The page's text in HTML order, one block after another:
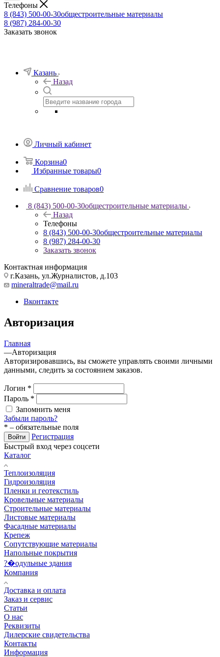
Телефоны
8 (843) 500-00-30общестроительные материалы
8 (987) 284-00-30
Заказать звонок
Казань
Назад
Личный кабинет
Корзина0
Избранные товары0
Сравнение товаров0
8 (843) 500-00-30общестроительные материалы
Назад
Телефоны
8 (843) 500-00-30общестроительные материалы
8 (987) 284-00-30
Заказать звонок
Контактная информация
г.Казань, ул.Журналистов, д.103
mineraltrade@mail.ru
Вконтакте
Авторизация
Главная
—Авторизация
Авторизировавшись, вы сможете управлять своими личными
данными, следить за состоянием заказов.
Логин *
Пароль *
Запомнить меня
Забыли пароль?
* – обязательные поля
Войти
Регистрация
Быстрый вход через соцсети
Каталог
Теплоизоляция
Гидроизоляция
Пленки и геотекстиль
Кровельные материалы
Строительные материалы
Листовые материалы
Фасадные материалы
Крепеж
Сопутствующие материалы
Напольные покрытия
?�одульные здания
Компания
Доставка и оплата
Заказ и сервис
Статьи
О нас
Реквизиты
Дилерские свидетельства
Контакты
Информация